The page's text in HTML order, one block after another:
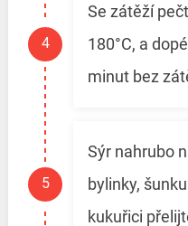
Se zátěží
180°C, a
minut bez
Sýr nahrubo
bylinky,
kukuřici